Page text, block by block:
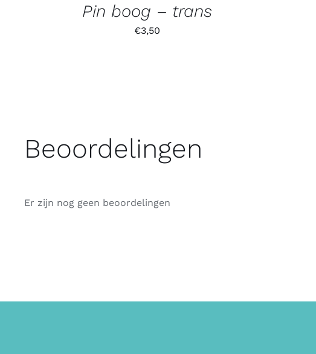
Pin boog – trans
€3,50
Beoordelingen
Er zijn nog geen beoordelingen